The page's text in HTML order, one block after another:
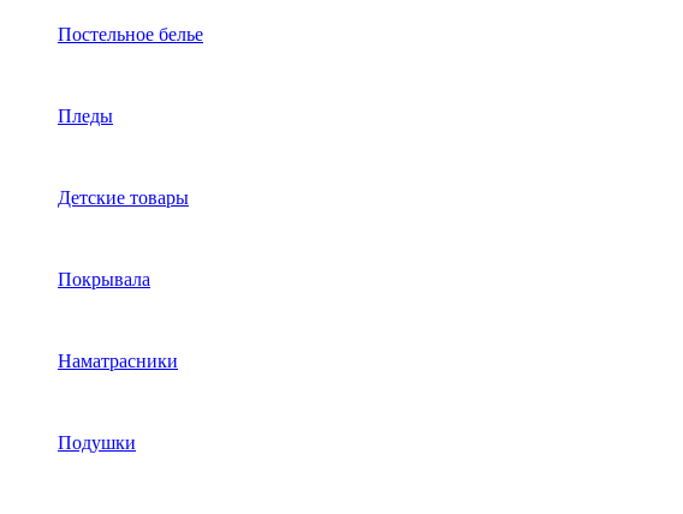
Постельное белье
Пледы
Детские товары
Покрывала
Наматрасники
Подушки